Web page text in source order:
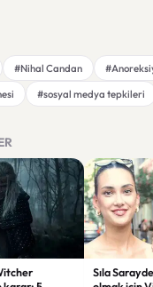
#Nihal Candan
#sosyal medya tepkileri
Sıla